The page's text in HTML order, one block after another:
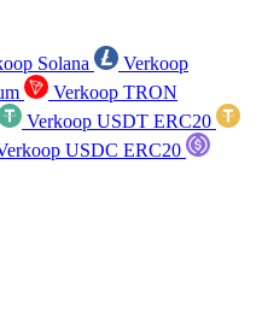
Solana
Verkoop
Verkoop TRON
Verkoop USDT ERC20
USDC ERC20